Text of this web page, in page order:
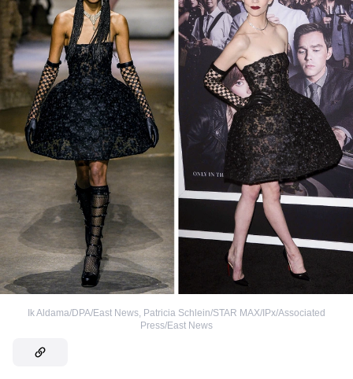
Ik Aldama/DPA/East News, Patricia Schlein/STAR MAX/IPx/Associated
Press/East News